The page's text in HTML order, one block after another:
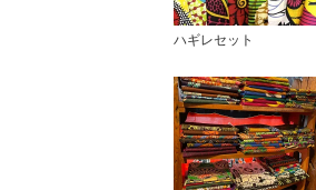
ハギレセット